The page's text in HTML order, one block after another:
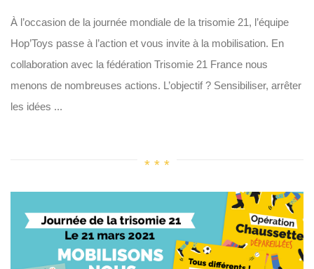
À l’occasion de la journée mondiale de la trisomie 21, l’équipe
Hop’Toys passe à l’action et vous invite à la mobilisation. En
collaboration avec la fédération Trisomie 21 France nous
menons de nombreuses actions. L’objectif ? Sensibiliser, arrêter
les idées ...